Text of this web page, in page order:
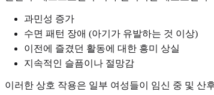
과민성 증가
수면 패턴 장애 (아기가 유발하는 것 이상)
이전에 즐겼던 활동에 대한 흥미 상실
지속적인 슬픔이나 절망감
이러한 상호 작용은 일부 여성들이 임신 중 및 산